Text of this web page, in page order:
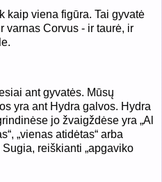
kaip viena figūra. Tai gyvatė
varnas Corvus - ir taurė, ir
ant gyvatės. Mūsų
yra ant Hydra galvos. Hydra
jo žvaigždėse yra „Al
„vienas atidėtas“ arba
Sugia, reiškianti „apgaviko